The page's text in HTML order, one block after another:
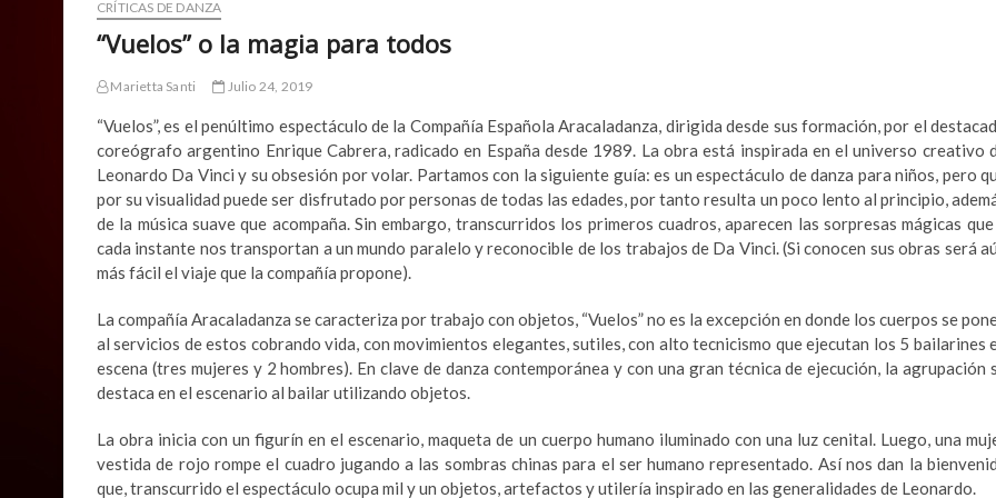
CRÍTICAS DE DANZA
“Vuelos” o la magia para todos
Marietta Santi Julio 24, 2019
“Vuelos”, es el penúltimo espectáculo de la Compañía Española Aracaladanza, dirigida desde sus formación, por el
coreógrafo argentino Enrique Cabrera, radicado en España desde 1989. La obra está inspirada en el universo creativo
Leonardo Da Vinci y su obsesión por volar. Partamos con la siguiente guía: es un espectáculo de danza para niños, pero
por su visualidad puede ser disfrutado por personas de todas las edades, por tanto resulta un poco lento al principio,
de la música suave que acompaña. Sin embargo, transcurridos los primeros cuadros, aparecen las sorpresas mágicas que
cada instante nos transportan a un mundo paralelo y reconocible de los trabajos de Da Vinci. (Si conocen sus obras será
más fácil el viaje que la compañía propone).
La compañía Aracaladanza se caracteriza por trabajo con objetos, “Vuelos” no es la excepción en donde los cuerpos se
al servicios de estos cobrando vida, con movimientos elegantes, sutiles, con alto tecnicismo que ejecutan los 5 bailarines
escena (tres mujeres y 2 hombres). En clave de danza contemporánea y con una gran técnica de ejecución, la agrupación
destaca en el escenario al bailar utilizando objetos.
La obra inicia con un figurín en el escenario, maqueta de un cuerpo humano iluminado con una luz cenital. Luego, una
vestida de rojo rompe el cuadro jugando a las sombras chinas para el ser humano representado. Así nos dan la
que, transcurrido el espectáculo ocupa mil y un objetos, artefactos y utilería inspirado en las generalidades de Leonardo.